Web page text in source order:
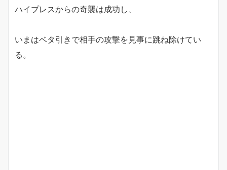
ハイプレスからの奇襲は成功し、
いまはベタ引きで相手の攻撃を見事に跳ね除けてい
る。